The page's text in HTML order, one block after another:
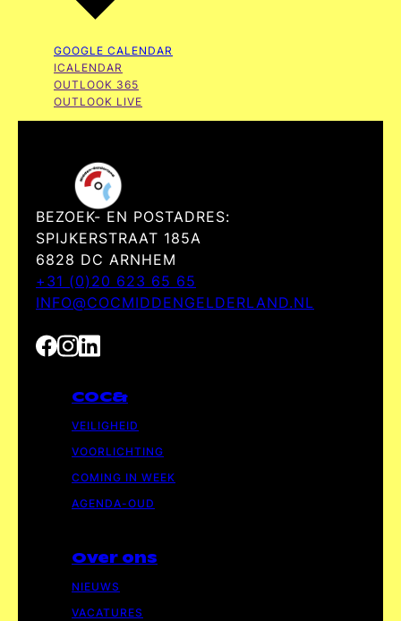
GOOGLE CALENDAR
ICALENDAR
OUTLOOK 365
OUTLOOK LIVE
BEZOEK- EN POSTADRES:
SPIJKERSTRAAT 185A
6828 DC ARNHEM
+31 (0)20 623 65 65
INFO@COCMIDDENGELDERLAND.NL
COC&
VEILIGHEID
VOORLICHTING
COMING IN WEEK
AGENDA-OUD
Over ons
NIEUWS
VACATURES